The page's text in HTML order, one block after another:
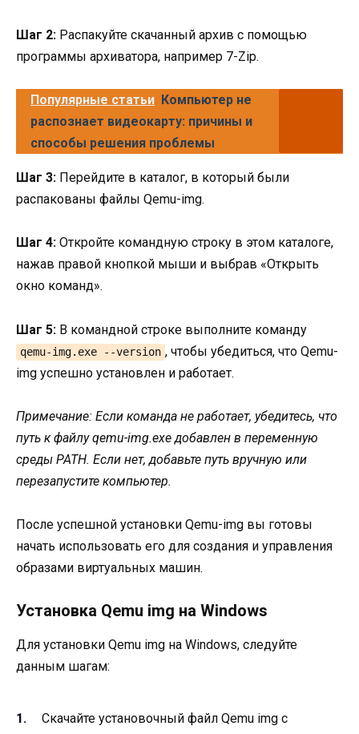
Шаг 2: Распакуйте скачанный архив с помощью
программы архиватора, например 7-Zip.
Популярные статьи Компьютер не
распознает видеокарту: причины и
способы решения проблемы
Шаг 3: Перейдите в каталог, в который были
распакованы файлы Qemu-img.
Шаг 4: Откройте командную строку в этом каталоге,
нажав правой кнопкой мыши и выбрав «Открыть
окно команд».
Шаг 5: В командной строке выполните команду
qemu-img.exe --version , чтобы убедиться, что Qemu-
img успешно установлен и работает.
Примечание: Если команда не работает, убедитесь, что
путь к файлу qemu-img.exe добавлен в переменную
среды PATH. Если нет, добавьте путь вручную или
перезапустите компьютер.
После успешной установки Qemu-img вы готовы
начать использовать его для создания и управления
образами виртуальных машин.
Установка Qemu img на Windows
Для установки Qemu img на Windows, следуйте
данным шагам:
Скачайте установочный файл Qemu img с